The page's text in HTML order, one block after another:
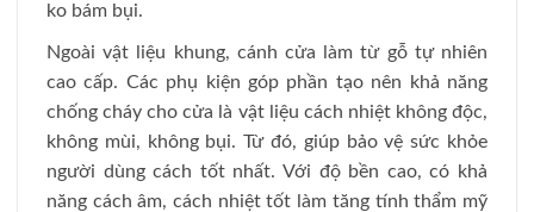
ko bám bụi.
Ngoài vật liệu khung, cánh cửa làm từ gỗ tự nhiên
cao cấp. Các phụ kiện góp phần tạo nên khả năng
chống cháy cho cửa là vật liệu cách nhiệt không độc,
không mùi, không bụi. Từ đó, giúp bảo vệ sức khỏe
người dùng cách tốt nhất. Với độ bền cao, có khả
năng cách âm, cách nhiệt tốt làm tăng tính thẩm mỹ